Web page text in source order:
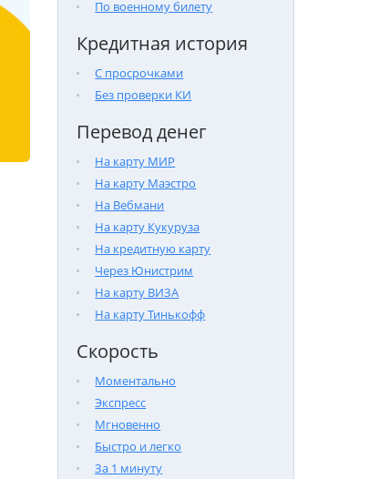
По военному билету
Кредитная история
С просрочками
Без проверки КИ
Перевод денег
На карту МИР
На карту Маэстро
На Вебмани
На карту Кукуруза
На кредитную карту
Через Юнистрим
На карту ВИЗА
На карту Тинькофф
Скорость
Моментально
Экспресс
Мгновенно
Быстро и легко
За 1 минуту